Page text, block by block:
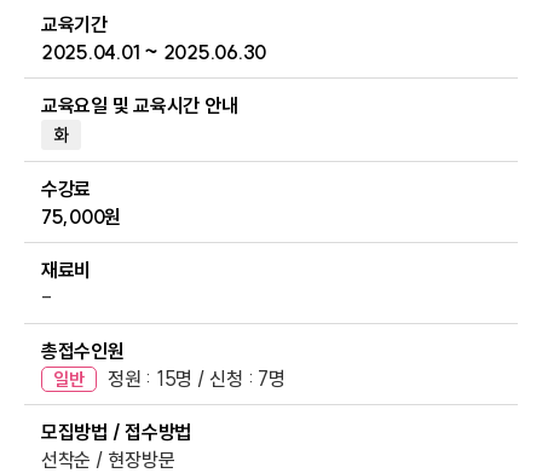
교육기간
2025.04.01 ~ 2025.06.30
교육요일 및 교육시간 안내
화
수강료
75,000원
재료비
-
총접수인원
일반 정원 : 15명 / 신청 : 7명
모집방법 / 접수방법
선착순 / 현장방문